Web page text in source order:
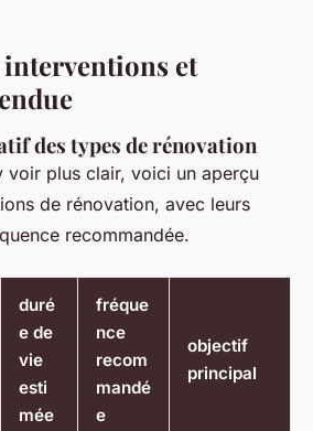
interventions et
des types de rénovation
voir plus clair, voici un aperçu
de rénovation, avec leurs
recommandée.
duré
e de
vie
esti
mée
fréque
nce
recom
mandé
e
objectif
principal